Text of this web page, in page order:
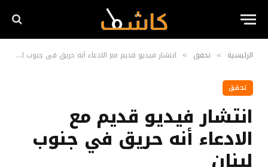
الرئيسية » تحقق » انتشار فيديو قديم مع الادعاء أنه حريق في جنوب لبنان
تحقق
انتشار فيديو قديم مع
الادعاء أنه حريق في جنوب